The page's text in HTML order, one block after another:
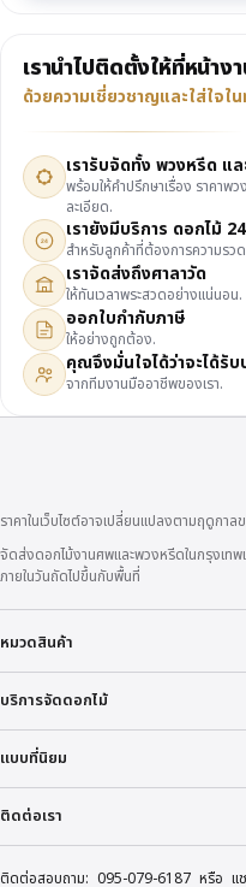
เรานำไปติดตั้งให้ที่หน้าง
ด้วยความเชี่ยวชาญและใส่ใจใ
เรารับจัดทั้ง พวงหรีด แ
พร้อมให้คำปรึกษาเรื่อง ราคาพ
ละเอียด.
24 เรายังมีบริการ ดอกไม้
สำหรับลูกค้าที่ต้องการความรวด
เราจัดส่งถึงศาลาวัด
ให้ทันเวลาพระสวดอย่างแน่นอน.
ออกใบกำกับภาษี
ให้อย่างถูกต้อง.
คุณจึงมั่นใจได้ว่าจะได้รั
จากทีมงานมืออาชีพของเรา.
ราคาในเว็บไซต์อาจเปลี่ยนแปลงตามฤดูก
จัดส่งดอกไม้งานศพและพวงหรีดในกรุงเท
ภายในวันถัดไปขึ้นกับพื้นที่
หมวดสินค้า
บริการจัดดอกไม้
แบบที่นิยม
ติดต่อเรา
ติดต่อสอบถาม: 095-079-6187 หรือ แ